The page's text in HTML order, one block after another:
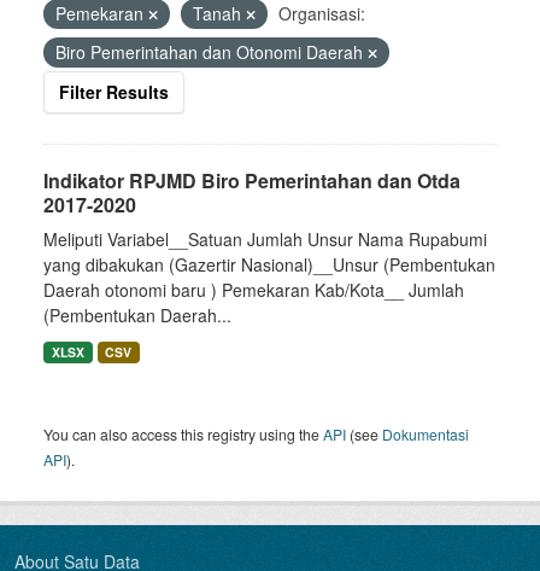
Pemekaran
Tanah
Organisasi:
Biro Pemerintahan dan Otonomi Daerah
Filter Results
Indikator RPJMD Biro Pemerintahan dan Otda
2017-2020
Meliputi Variabel__Satuan Jumlah Unsur Nama Rupabumi
yang dibakukan (Gazertir Nasional)__Unsur (Pembentukan
Daerah otonomi baru ) Pemekaran Kab/Kota__ Jumlah
(Pembentukan Daerah...
XLSX CSV
You can also access this registry using theAPI (see Dokumentasi
API).
About Satu Data